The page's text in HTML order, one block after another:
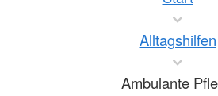
Alltagshilfen
Ambulante